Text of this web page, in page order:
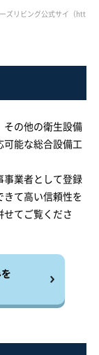
ズリビング公式サイ（htt
その他の衛生設備
可能な総合設備工
事業者として登録
きて高い信頼性を
てご覧くださ